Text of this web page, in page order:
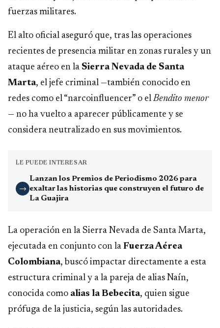
fuerzas militares.
El alto oficial aseguró que, tras las operaciones
recientes de presencia militar en zonas rurales y un
ataque aéreo en la Sierra Nevada de Santa
Marta, el jefe criminal —también conocido en
redes como el “narcoinfluencer” o elBendito menor
— no ha vuelto a aparecer públicamente y se
considera neutralizado en sus movimientos.
LE PUEDE INTERESAR
→
Lanzan los Premios de Periodismo 2026 para
exaltar las historias que construyen el futuro de
La Guajira
La operación en la Sierra Nevada de Santa Marta,
ejecutada en conjunto con la Fuerza Aérea
Colombiana, buscó impactar directamente a esta
estructura criminal y a la pareja de alias Naín,
conocida como alias la Bebecita, quien sigue
prófuga de la justicia, según las autoridades.